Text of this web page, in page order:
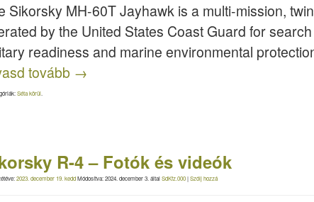
Sikorsky MH-60T Jayhawk is a multi-mission,
by the United States Coast Guard for
readiness and marine environmental
tovább →
Séta körül
R-4 – Fotók és videók
2023. december 19. keddMódosítva:2024. december 3. általSdKfz.000|Szólj hozzá